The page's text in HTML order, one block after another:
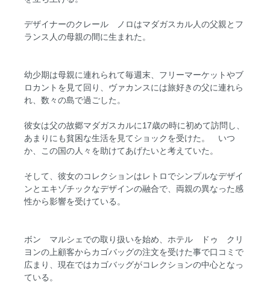
デザイナーのクレール ノロはマダガスカル人の父親とフ
ランス人の母親の間に生まれた。
幼少期は母親に連れられて毎週末、フリーマーケットやブ
ロカントを見て回り、ヴァカンスには旅好きの父に連れら
れ、数々の島で過ごした。
彼女は父の故郷マダガスカルに17歳の時に初めて訪問し、
あまりにも貧困な生活を見てショックを受けた。 いつ
か、この国の人々を助けてあげたいと考えていた。
そして、彼女のコレクションはレトロでシンプルなデザイ
ンとエキゾチックなデザインの融合で、両親の異なった感
性から影響を受けている。
ボン マルシェでの取り扱いを始め、ホテル ドゥ クリ
ヨンの上顧客からカゴバッグの注文を受けた事で口コミで
広まり、現在ではカゴバッグがコレクションの中心となっ
ている。